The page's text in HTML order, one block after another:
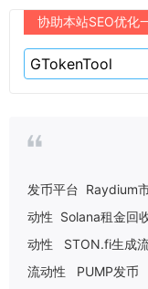
协助本站SEO优化
发币平台 Raydium
动性 Solana租金回
动性
STON.fi生成
流动性
PUMP发币